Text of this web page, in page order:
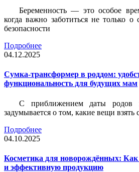
Беременность — это особое
когда важно заботиться не только
безопасности
Подробнее
04.12.2025
Сумка-трансформер в роддом:
функциональность для будущих мам
С приближением даты родов
задумывается о том, какие вещи взять
Подробнее
04.10.2025
Косметика для новорождённых: Как
и эффективную продукцию